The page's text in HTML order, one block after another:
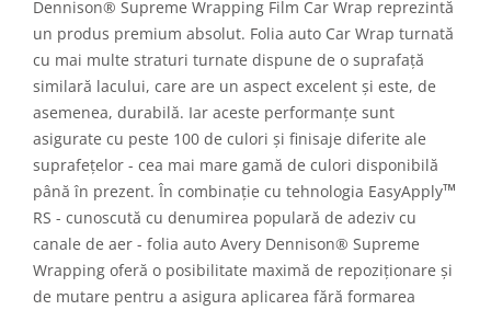
Dennison® Supreme Wrapping Film Car Wrap reprezintă
un produs premium absolut. Folia auto Car Wrap turnată
cu mai multe straturi turnate dispune de o suprafață
similară lacului, care are un aspect excelent și este, de
asemenea, durabilă. Iar aceste performanțe sunt
asigurate cu peste 100 de culori și finisaje diferite ale
suprafețelor - cea mai mare gamă de culori disponibilă
până în prezent. În combinație cu tehnologia EasyApply™
RS - cunoscută cu denumirea populară de adeziv cu
canale de aer - folia auto Avery Dennison® Supreme
Wrapping oferă o posibilitate maximă de repoziționare și
de mutare pentru a asigura aplicarea fără formarea